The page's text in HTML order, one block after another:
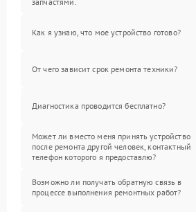
Как я узнаю, что мое устройство готово?
От чего зависит срок ремонта техники?
Диагностика проводится бесплатно?
Может ли вместо меня принять устройство
после ремонта другой человек, контактный
телефон которого я предоставлю?
Возможно ли получать обратную связь в
процессе выполнения ремонтных работ?